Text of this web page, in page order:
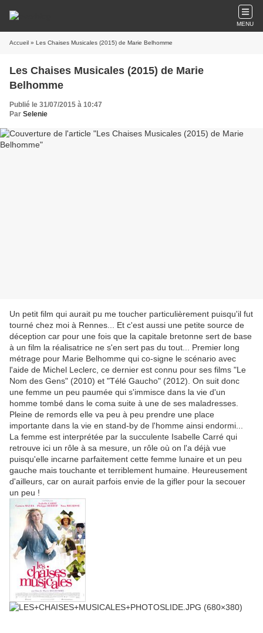
MENU
Accueil » Les Chaises Musicales (2015) de Marie Belhomme
Les Chaises Musicales (2015) de Marie
Belhomme
Publié le 31/07/2015 à 10:47
Par Selenie
Un petit film qui aurait pu me toucher particulièrement puisqu'il fut
tourné chez moi à Rennes... Et c'est aussi une petite source de
déception car pour une fois que la capitale bretonne sert de base
à un film la réalisatrice ne s'en sert pas du tout... Premier long
métrage pour Marie Belhomme qui co-signe le scénario avec
l'aide de Michel Leclerc, ce dernier est connu pour ses films "Le
Nom des Gens" (2010) et "Télé Gaucho" (2012). On suit donc
une femme un peu paumée qui s'immisce dans la vie d'un
homme tombé dans le coma suite à une de ses maladresses.
Pleine de remords elle va peu à peu prendre une place
importante dans la vie en stand-by de l'homme ainsi endormi...
La femme est interprétée par la succulente Isabelle Carré qui
retrouve ici un rôle à sa mesure, un rôle où on l'a déjà vue
puisqu'elle incarne parfaitement cette femme lunaire et un peu
gauche mais touchante et terriblement humaine. Heureusement
d'ailleurs, car on aurait parfois envie de la gifler pour la secouer
un peu !